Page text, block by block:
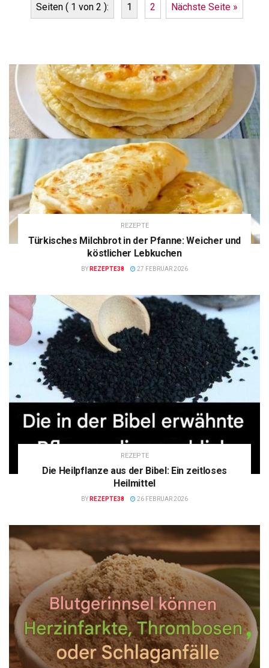
Seiten ( 1 von 2 ): 1 2 Nächste Seite »
REZEPTE
Türkisches Milchbrot in der Pfanne: Weicher und
köstlicher Lebkuchen
BY REZEPTE38 27 FEBRUAR 2026
REZEPTE
Die Heilpflanze aus der Bibel: Ein zeitloses
Heilmittel
BY REZEPTE38 26 FEBRUAR 2026